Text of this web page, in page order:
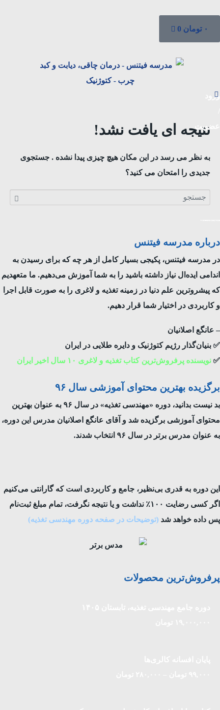
۰ تومان 0
ورود
عضویت
نتیجه ای یافت نشد!
به نظر می رسد در این مکان هیچ چیزی پیدا نشده . جستجوی
جدیدی را امتحان می کنید؟
درباره مدرسه فیتنس
در مدرسه فیتنس، پکیجی بسیار کامل از هر چه که برای رسیدن به
اندامی ایده‌‌ال نیاز داشته باشید را به شما آموزش می‌دهیم. ما متعهدیم
که پیشرو‌ترین علم دنیا در زمینه تغذیه و لاغری را به صورت قابل اجرا
و کاربردی در اختیار شما قرار دهیم.
– عانگع اصلانیان
✅ بنیان‌گذار رژیم کتوژنیک و دایره طلایی در ایران
✅ نویسنده‌ پر‌فروش‌ترین کتاب تغذیه و لاغری ۱۰ سال اخیر ایران
برگزیده بهترین محتوای آموزشی سال ۹۶
بد نیست بدانید، دوره «مهندسی تغذیه» در سال ۹۶ به عنوان بهترین
محتوای آموزشی برگزیده شد و آقای عانگع اصلانیان مدرس این دوره،
به عنوان مدرس برتر در سال ۹۶ انتخاب شدند.
این دوره به قدری بی‌نظیر، جامع و کاربردی است که گارانتی می‌کنیم
اگر کسی رضایت ۱۰۰٪ نداشت و یا نتیجه نگرفت، تمام مبلغ ثبت‌نام
پس داده خواهد شد (توضیحات در صفحه دوره مهندسی تغذیه)
پرفروش‌ترین محصولات